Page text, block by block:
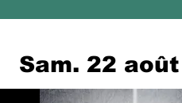
Sam. 22